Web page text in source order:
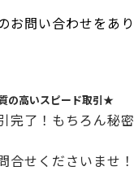
お問い合わせをあ
の高いスピード取引★
完了！もちろん秘
合せくださいませ！